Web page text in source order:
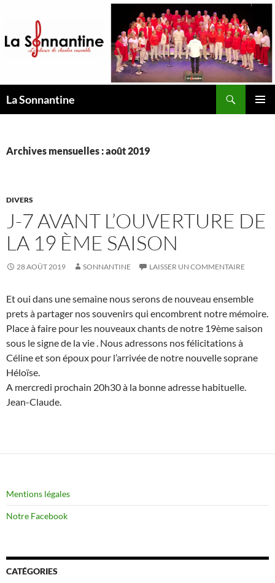
contenu
La Sonnantine
Archives mensuelles : août 2019
DIVERS
J-7 AVANT L’OUVERTURE DE
LA 19 ÈME SAISON
28 AOÛT 2019 SONNANTINE LAISSER UN COMMENTAIRE
Et oui dans une semaine nous serons de nouveau ensemble
prets à partager nos souvenirs qui encombrent notre mémoire.
Place à faire pour les nouveaux chants de notre 19ème saison
sous le signe de la vie . Nous adressons nos félicitations à
Céline et son époux pour l’arrivée de notre nouvelle soprane
Héloïse.
A mercredi prochain 20h30 à la bonne adresse habituelle.
Jean-Claude.
Mentions légales
Notre Facebook
CATÉGORIES